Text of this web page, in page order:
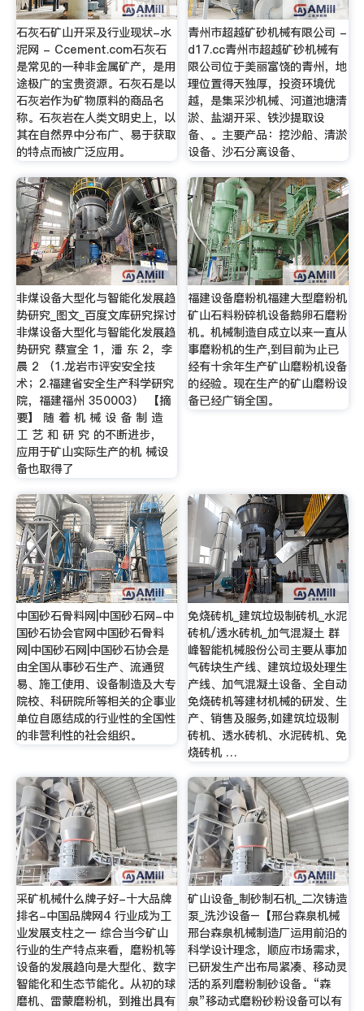
石灰石矿山开采及行业现状-水
泥网 - Ccement.com石灰石
是常见的一种非金属矿产，是用
途极广的宝贵资源。石灰石是以
石灰岩作为矿物原料的商品名
称。石灰岩在人类文明史上，以
其在自然界中分布广、易于获取
的特点而被广泛应用。
青州市超越矿砂机械有限公司 -
d17.cc青州市超越矿砂机械有
限公司位于美丽富饶的青州，地
理位置得天独厚，投资环境优
越，是集采沙机械、河道池塘清
淤、盐湖开采、铁沙提取设
备、。主要产品：挖沙船、清淤
设备、沙石分离设备、
非煤设备大型化与智能化发展趋
势研究_图文_百度文库研究探讨
非煤设备大型化与智能化发展趋
势研究 蔡宣全 1，潘 东 2，李
晨 2 （1.龙岩市评安安全技
术；2.福建省安全生产科学研究
院，福建福州 350003） 【摘
要】 随 着 机 械 设 备 制 造
工 艺 和 研 究 的不断进步，
应用于矿山实际生产的机 械设
备也取得了
福建设备磨粉机福建大型磨粉机
矿山石料粉碎机设备鹅卵石磨粉
机。机械制造自成立以来一直从
事磨粉机的生产,到目前为止已
经有十余年生产矿山磨粉机设备
的经验。现在生产的矿山磨粉设
备已经广销全国。
中国砂石骨料网|中国砂石网-中
国砂石协会官网中国砂石骨料
网|中国砂石网|中国砂石协会是
由全国从事砂石生产、流通贸
易、施工使用、设备制造及大专
院校、科研院所等相关的企事业
单位自愿结成的行业性的全国性
的非营利性的社会组织。
免烧砖机_建筑垃圾制砖机_水泥
砖机/透水砖机_加气混凝土 群
峰智能机械股份公司主要从事加
气砖块生产线、建筑垃圾处理生
产线、加气混凝土设备、全自动
免烧砖机等建材机械的研发、生
产、销售及服务,如建筑垃圾制
砖机、透水砖机、水泥砖机、免
烧砖机 …
采矿机械什么牌子好-十大品牌
排名-中国品牌网4 行业成为工
业发展支柱之一 综合当今矿山
行业的生产特点来看，磨粉机等
设备的发展趋向是大型化、数字
智能化和生态节能化。从初的球
磨机、雷蒙磨粉机，到推出具有
矿山设备_制砂制石机_二次铸造
泵_洗沙设备–【邢台森泉机械
邢台森泉机械制造厂运用前沿的
科学设计理念，顺应市场需求，
已研发生产出布局紧凑、移动灵
活的系列磨粉制砂设备。“森
泉”移动式磨粉砂粉设备可以有